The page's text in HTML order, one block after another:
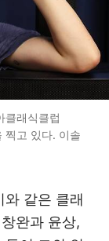
클래식클럽
찍고 있다. 이솔
와 같은 클래
완과 윤상,